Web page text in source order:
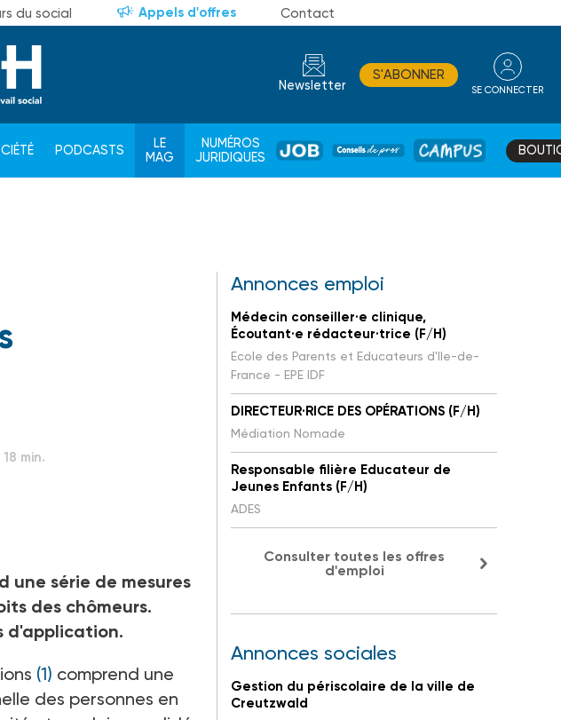
du social Appels d'offres Contact
Newsletter
S'ABONNER
SE CONNECTER
PODCASTS
LE
MAG
NUMÉROS
JURIDIQUES
JOB
DE
CAMPUS
18 min.
série de mesures
des chômeurs.
d'application.
(1) comprend une
des personnes en
Annonces emploi
Médecin conseiller·e clinique,
Écoutant·e rédacteur·trice (F/H)
Ecole des Parents et Educateurs d'Ile-de-
France - EPE IDF
DIRECTEUR·RICE DES OPÉRATIONS (F/H)
Médiation Nomade
Responsable filière Educateur de
Jeunes Enfants (F/H)
ADES
Consulter toutes les offres
d'emploi
Annonces sociales
Gestion du périscolaire de la ville de
Creutzwald